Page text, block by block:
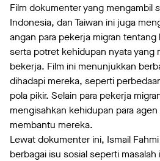
Film dokumenter yang mengambil
Indonesia, dan Taiwan ini juga
angan para pekerja migran
serta potret kehidupan nyata yang
bekerja. Film ini menunjukkan
dihadapi mereka, seperti
pola pikir. Selain para pekerja
mengisahkan kehidupan para
membantu mereka.
Lewat dokumenter ini, Ismail
berbagai isu sosial seperti